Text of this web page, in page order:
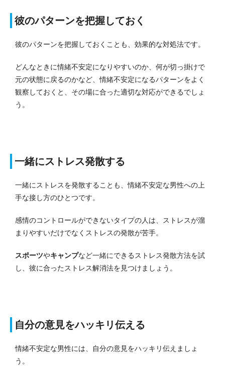
彼のパターンを把握しておく
彼のパターンを把握しておくことも、効果的な対処法です。
どんなときに情緒不安定になりやすいのか、何が切っ掛けで
元の状態に戻るのかなど、情緒不安定になるパターンをよく
観察しておくと、その場に合った適切な対応ができるでしょ
う。
一緒にストレス発散する
一緒にストレスを発散することも、情緒不安定な男性への上
手な接し方のひとつです。
感情のコントロールができないタイプの人は、ストレスが溜
まりやすいだけでなくストレスの発散が苦手。
スポーツやキャンプなど一緒にできるストレス発散方法を試
し、彼に合ったストレス解消法を見つけましょう。
自分の意見をハッキリ伝える
情緒不安定な男性には、自分の意見をハッキリ伝えましょ
う。